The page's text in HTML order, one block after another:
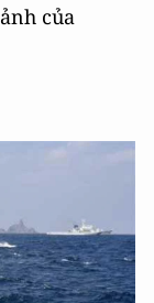
của